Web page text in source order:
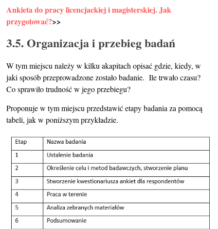
Ankieta do pracy licencjackiej i magisterskiej. Jak
przygotować?>>
3.5. Organizacja i przebieg badań
W tym miejscu należy w kilku akapitach opisać gdzie, kiedy, w
jaki sposób przeprowadzone zostało badanie. Ile trwało czasu?
Co sprawiło trudność w jego przebiegu?
Proponuje w tym miejscu przedstawić etapy badania za pomocą
tabeli, jak w poniższym przykładzie.